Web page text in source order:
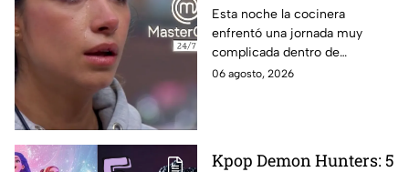
regaño que hizo llorar a
Michelle dentro de
MasterChef 24/7
Esta noche la cocinera
enfrentó una jornada muy
complicada dentro de
MasterChef 24/7.
06 agosto, 2026
Kpop Demon Hunters: 5